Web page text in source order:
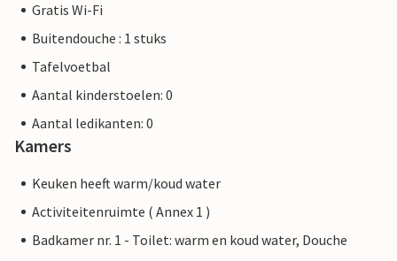
Gratis Wi-Fi
Buitendouche : 1 stuks
Tafelvoetbal
Aantal kinderstoelen: 0
Aantal ledikanten: 0
Kamers
Keuken heeft warm/koud water
Activiteitenruimte ( Annex 1 )
Badkamer nr. 1 - Toilet: warm en koud water, Douche